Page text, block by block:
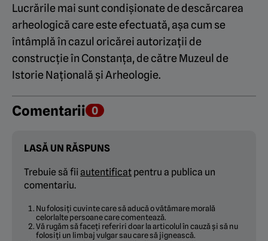
Lucrările mai sunt condișionate de descărcarea
arheologică care este efectuată, așa cum se
întâmplă în cazul oricărei autorizații de
construcție în Constanța, de către Muzeul de
Istorie Națională și Arheologie.
Comentarii 0
LASĂ UN RĂSPUNS
Trebuie să fii autentificat pentru a publica un
comentariu.
Nu folosiți cuvinte care să aducă o vătămare morală
celorlalte persoane care comentează.
Vă rugăm să faceți referiri doar la articolul în cauză și să nu
folosiți un limbaj vulgar sau care să jignească.